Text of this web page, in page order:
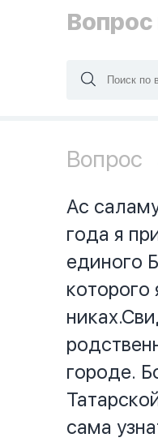
Вопрос
Ас
года я
единого
городе.
сама